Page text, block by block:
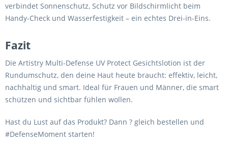
verbindet Sonnenschutz, Schutz vor Bildschirmlicht beim
Handy‑Check und Wasserfestigkeit – ein echtes Drei‑in‑Eins.
Fazit
Die Artistry Multi‑Defense UV Protect Gesichtslotion ist der
Rundumschutz, den deine Haut heute braucht: effektiv, leicht,
nachhaltig und smart. Ideal für Frauen und Männer, die smart
schützen und sichtbar fühlen wollen.
Hast du Lust auf das Produkt? Dann ? gleich bestellen und
#DefenseMoment starten!